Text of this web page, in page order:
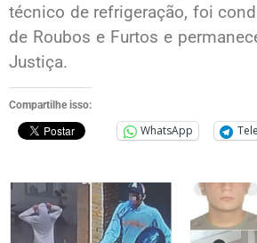
técnico de refrigeração, foi
de Roubos e Furtos e
Justiça.
Compartilhe isso:
WhatsApp